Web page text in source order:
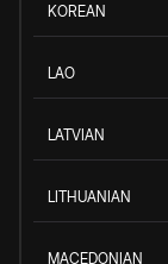
KOREAN
LAO
LATVIAN
LITHUANIAN
MACEDONIAN